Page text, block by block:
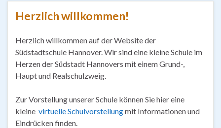
Herzlich willkommen!
Herzlich willkommen auf der Website der
Südstadtschule Hannover. Wir sind eine kleine Schule im
Herzen der Südstadt Hannovers mit einem Grund-,
Haupt und Realschulzweig.
Zur Vorstellung unserer Schule können Sie hier eine
kleine virtuelle Schulvorstellungmit Informationen und
Eindrücken finden.